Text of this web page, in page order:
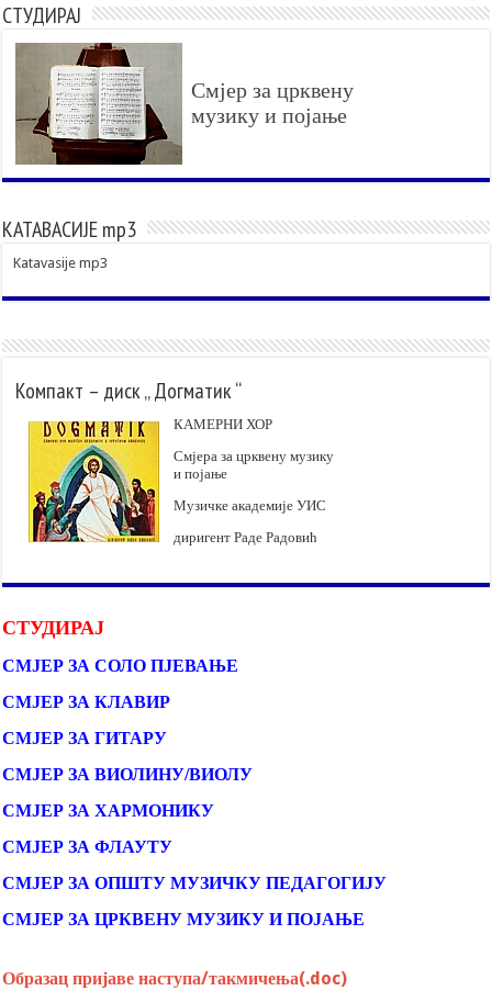
СТУДИРАЈ
Смјер за црквену
музику и појање
КАТАВАСИЈЕ mp3
Katavasije mp3
Компакт – диск „ Догматик “
КАМЕРНИ ХОР
Смјера за црквену музику
и појање
Музичке академије УИС
диригент Раде Радовић
СТУДИРАЈ
СМЈЕР ЗА СОЛО ПЈЕВАЊЕ
СМЈЕР ЗА КЛАВИР
СМЈЕР ЗА ГИТАРУ
СМЈЕР ЗА ВИОЛИНУ/ВИОЛУ
СМЈЕР ЗА ХАРМОНИКУ
СМЈЕР ЗА ФЛАУТУ
СМЈЕР ЗА ОПШТУ МУЗИЧКУ ПЕДАГОГИЈУ
СМЈЕР ЗА ЦРКВЕНУ МУЗИКУ И ПОЈАЊЕ
Образац пријаве наступа/такмичења(.doc)